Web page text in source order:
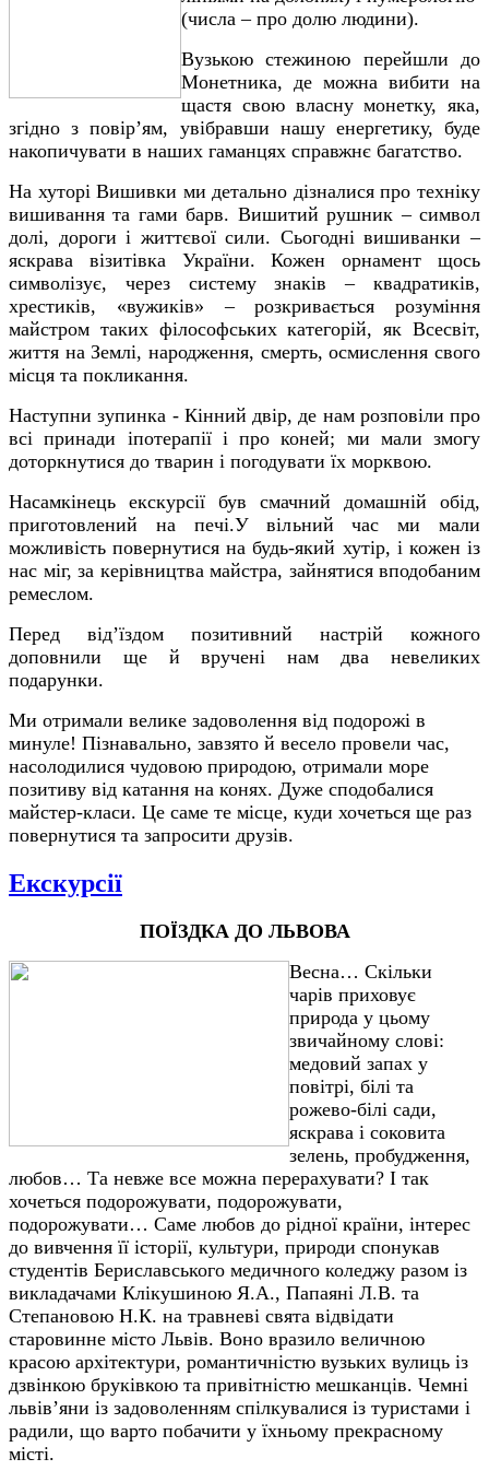
(числа – про долю людини).
Вузькою стежиною перейшли до
Монетника, де можна вибити на
щастя свою власну монетку, яка,
згідно з повір’ям, увібравши нашу енергетику, буде
накопичувати в наших гаманцях справжнє багатство.
На хуторі Вишивки ми детально дізналися про техніку
вишивання та гами барв. Вишитий рушник – символ
долі, дороги і життєвої сили. Сьогодні вишиванки –
яскрава візитівка України. Кожен орнамент щось
символізує, через систему знаків – квадратиків,
хрестиків, «вужиків» – розкривається розуміння
майстром таких філософських категорій, як Всесвіт,
життя на Землі, народження, смерть, осмислення свого
місця та покликання.
Наступни зупинка - Кінний двір, де нам розповіли про
всі принади іпотерапії і про коней; ми мали змогу
доторкнутися до тварин і погодувати їх морквою.
Насамкінець екскурсії був смачний домашній обід,
приготовлений на печі.У вільний час ми мали
можливість повернутися на будь-який хутір, і кожен із
нас міг, за керівництва майстра, зайнятися вподобаним
ремеслом.
Перед від’їздом позитивний настрій кожного
доповнили ще й вручені нам два невеликих
подарунки.
Ми отримали велике задоволення від подорожі в
минуле! Пізнавально, завзято й весело провели час,
насолодилися чудовою природою, отримали море
позитиву від катання на конях. Дуже сподобалися
майстер-класи. Це саме те місце, куди хочеться ще раз
повернутися та запросити друзів.
Екскурсії
ПОЇЗДКА ДО ЛЬВОВА
Весна… Скільки
чарів приховує
природа у цьому
звичайному слові:
медовий запах у
повітрі, білі та
рожево-білі сади,
яскрава і соковита
зелень, пробудження,
любов… Та невже все можна перерахувати? І так
хочеться подорожувати, подорожувати,
подорожувати… Саме любов до рідної країни, інтерес
до вивчення її історії, культури, природи спонукав
студентів Бериславського медичного коледжу разом із
викладачами Клікушиною Я.А., Папаяні Л.В. та
Степановою Н.К. на травневі свята відвідати
старовинне місто Львів. Воно вразило величною
красою архітектури, романтичністю вузьких вулиць із
дзвінкою бруківкою та привітністю мешканців. Чемні
львів’яни із задоволенням спілкувалися із туристами і
радили, що варто побачити у їхньому прекрасному
місті.